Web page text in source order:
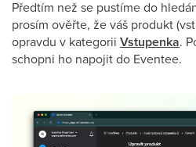
Předtím než se pustíme do
prosím ověřte, že váš produkt
opravdu v kategorii Vstupenka.
schopni ho napojit do Eventee.